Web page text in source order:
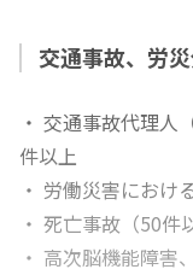
交通事故、労
・ 交通事故代理人
件以上
・ 労働災害におけ
・ 死亡事故（50件
・ 高次脳機能障害